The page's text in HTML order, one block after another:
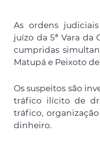
As ordens
juízo da 5ª Vara da
cumpridas
Matupá e Peixoto
Os suspeitos são
tráfico ilícito de
tráfico,
dinheiro.